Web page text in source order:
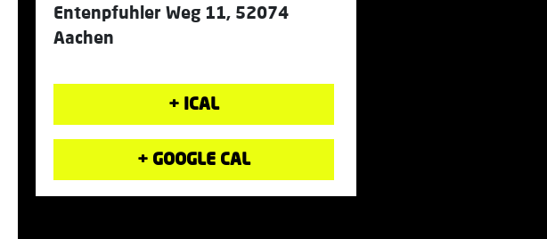
Entenpfuhler Weg 11, 52074
Aachen
+ ICAL
+ GOOGLE CAL